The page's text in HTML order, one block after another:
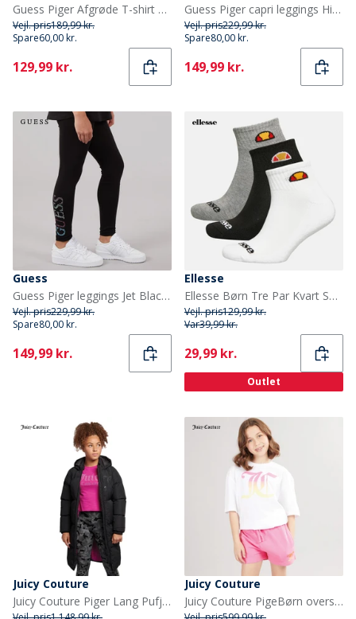
Guess Piger Afgrøde T-shirt Pure White
Vejl. pris189,99 kr.
Spare60,00 kr.
Current
129,99 kr.
Guess Piger capri leggings Hibiscus Oasis
Vejl. pris229,99 kr.
Spare80,00 kr.
Current
149,99 kr.
Guess
Guess Piger leggings Jet Black A996
Vejl. pris229,99 kr.
Spare80,00 kr.
Current
149,99 kr.
Ellesse
Ellesse Børn Tre Par Kvart Sokker Multi
Vejl. pris129,99 kr.
Var39,99 kr.
Current
29,99 kr.
Outlet
Juicy Couture
Juicy Couture Piger Lang Pufjakke Sort
Juicy Couture
Juicy Couture PigeBørn oversized t-shirt og jersey shorts sæt Pink Cosmos